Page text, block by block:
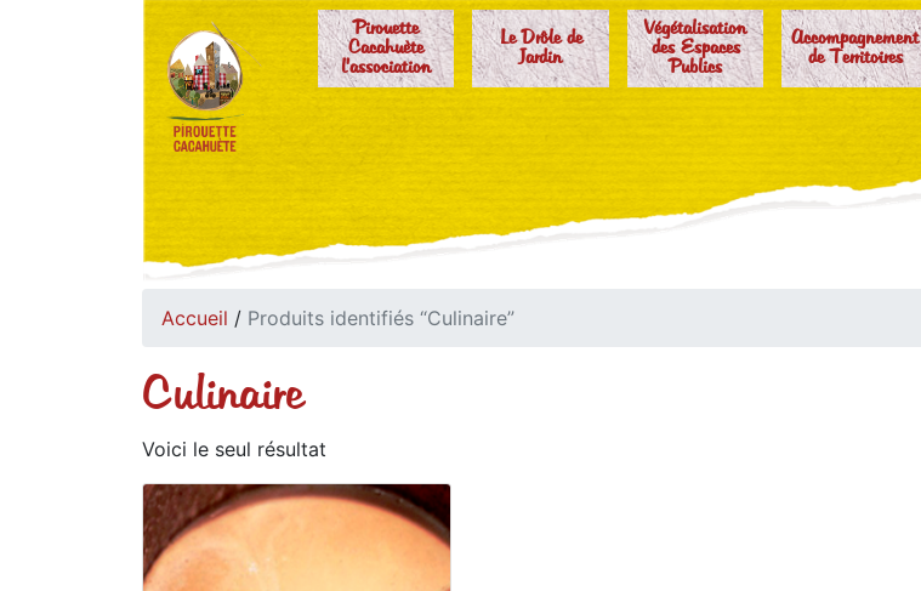
Pirouette
Cacahuète
l'association
Le Drôle de
Jardin
Végétalisation
des Espaces
Publics
Accompagnement
de Territoires
Accueil / Produits identifiés “Culinaire”
Culinaire
Voici le seul résultat